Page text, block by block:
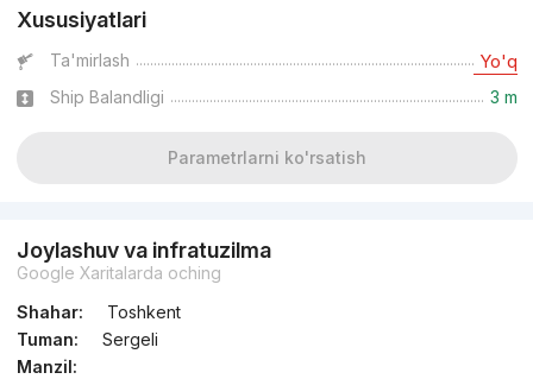
Xususiyatlari
Ta'mirlash Yo'q
Ship Balandligi 3 m
Parametrlarni ko'rsatish
Joylashuv va infratuzilma
Google Xaritalarda oching
Shahar:
Toshkent
Tuman:
Sergeli
Manzil: